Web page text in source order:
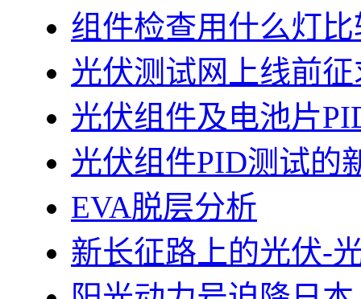
组件检查用什么灯
光伏测试网上线前
光伏组件及电池片
光伏组件PID测试的
EVA脱层分析
新长征路上的光伏-